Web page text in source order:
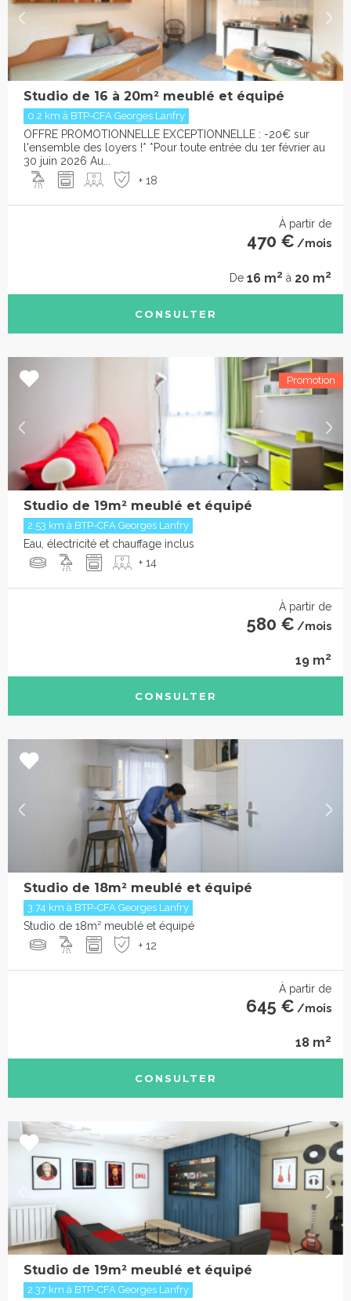
Studio de 16 à 20m² meublé et équipé
0.2 km à BTP-CFA Georges Lanfry
OFFRE PROMOTIONNELLE EXCEPTIONNELLE : -20€ sur
l'ensemble des loyers !* *Pour toute entrée du 1er février au
30 juin 2026 Au...
+ 18
À partir de
470 € /mois
De 16 m2 à 20 m2
CONSULTER
Studio de 19m² meublé et équipé
2.53 km à BTP-CFA Georges Lanfry
Eau, électricité et chauffage inclus
+ 14
À partir de
580 € /mois
19 m2
CONSULTER
Studio de 18m² meublé et équipé
3.74 km à BTP-CFA Georges Lanfry
Studio de 18m² meublé et équipé
+ 12
À partir de
645 € /mois
18 m2
CONSULTER
Studio de 19m² meublé et équipé
2.37 km à BTP-CFA Georges Lanfry